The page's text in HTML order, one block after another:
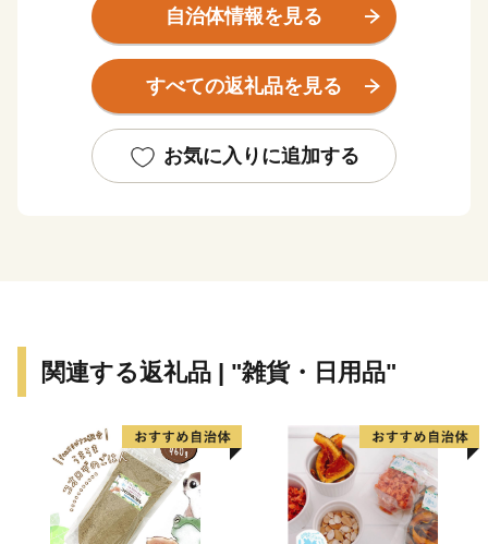
流れる雄物川と、玉川に沿った農村地帯が自然豊かな田
園都市です。
四季折々の豊かな自然、毎月打ち上がる花火、手軽に楽
域の食材を活かした料理、様々な魅力が溢れる秋田県大
仙市は、秋田新幹線や秋田自動車道などの高速交通体系
日頃より大仙市にご支援を賜り誠に有難うございます。
例申請の受付は3月17日(月)23:59をもって終了し、現在
は「IAM」✕「ふるまど」に対応しております。
以上、皆様にはご不便、ご迷惑おかけいたしますが、何
卒ご理解賜りますようお願い申し上げますとともに、大
自治体情報を見る
すべての返礼品を見る
お気に入りに追加する
関連する返礼品 | "雑貨・日用品"